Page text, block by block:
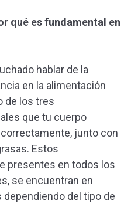
qué es fundamental en
hablar de la
en la alimentación
de los tres
que tu cuerpo
junto con
Estos
presentes en todos los
se encuentran en
del tipo de